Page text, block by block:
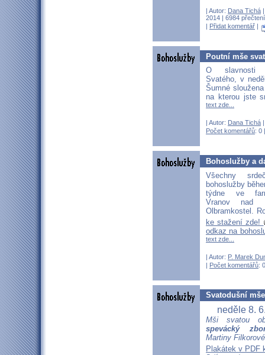
| Autor: Dana Tichá
2014 | 6984
Přidat komentář
Poutní mše
O slavnosti
Svatého, v
Šumné
na kterou jste
text zde...
| Autor: Dana Tichá
Počet komentářů: 0
Bohoslužby a
Všechny
bohoslužby
týdne ve
Vranov nad
Olbramkostel.
ke stažení zde!
odkaz na
text zde...
| Autor: P. Marek
| Počet komentářů:
Svatodušní
neděle 8.
Mši svatou
spevácký
Martiny
Plakátek v PDF